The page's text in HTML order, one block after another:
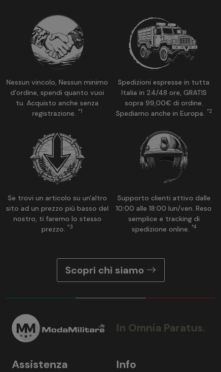
Nessun vincolo, Nessun minimo
d’ordine, spendi quanto vuoi
tu. Acquisto anche senza
registrazione. *1
Spedizioni espresse in tutta
Italia in 24/48 ore, GRATIS
sopra 99,00€ di ordine.
Spediamo anche in Europa. *2
Se trovi un articolo su un'altro
sito ad un prezzo più basso del
nostro, ti faremo lo stesso
prezzo. *3
Supporto clienti attivo dalle
10:00 alle 18:00 lun/ven. Reso
semplice e tracking di
spedizione online. *4
Scopri chi siamo
In Omnia Paratus.
Info
Assistenza